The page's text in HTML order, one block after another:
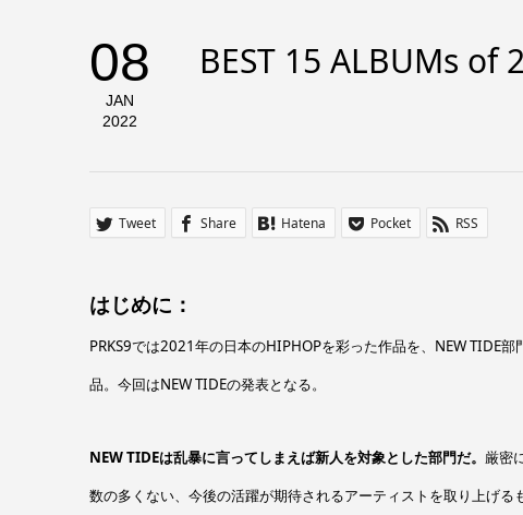
08
JAN
2022
BEST 15 ALBUMs of
Tweet Share Hatena Pocket RSS
はじめに：
PRKS9では2021年の日本のHIPHOPを彩った作品を、NEW TIDE
品。今回はNEW TIDEの発表となる。
NEW TIDEは乱暴に言ってしまえば新人を対象とした部門だ。 厳密
数の多くない、今後の活躍が期待されるアーティストを取り上げ